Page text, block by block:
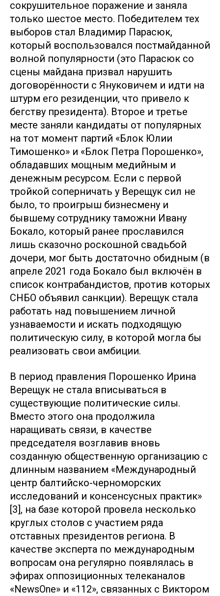
сокрушительное поражение и заняла
только шестое место. Победителем тех
выборов стал Владимир Парасюк,
который воспользовался постмайданной
волной популярности (это Парасюк со
сцены майдана призвал нарушить
договорённости с Януковичем и идти на
штурм его резиденции, что привело к
бегству президента). Второе и третье
месте заняли кандидаты от популярных
на тот момент партий «Блок Юлии
Тимошенко» и «Блок Петра Порошенко»,
обладавших мощным медийным и
денежным ресурсом. Если с первой
тройкой соперничать у Верещук сил не
было, то проигрыш бизнесмену и
бывшему сотруднику таможни Ивану
Бокало, который ранее прославился
лишь сказочно роскошной свадьбой
дочери, мог быть достаточно обидным (в
апреле 2021 года Бокало был включён в
список контрабандистов, против которых
СНБО объявил санкции). Верещук стала
работать над повышением личной
узнаваемости и искать подходящую
политическую силу, в которой могла бы
реализовать свои амбиции.
В период правления Порошенко Ирина
Верещук не стала вписываться в
существующие политические силы.
Вместо этого она продолжила
наращивать связи, в качестве
председателя возглавив вновь
созданную общественную организацию с
длинным названием «Международный
центр балтийско-черноморских
исследований и консенсусных практик»
[3], на базе которой провела несколько
круглых столов с участием ряда
отставных президентов региона. В
качестве эксперта по международным
вопросам она регулярно появлялась в
эфирах оппозиционных телеканалов
«NewsOne» и «112», связанных с Виктором